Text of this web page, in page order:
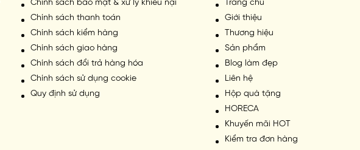
Chính sách bảo mật & xử lý khiếu nại
Chính sách thanh toán
Chính sách kiểm hàng
Chính sách giao hàng
Chính sách đổi trả hàng hóa
Chính sách sử dụng cookie
Quy định sử dụng
Trang chủ
Giới thiệu
Thương hiệu
Sản phẩm
Blog làm đẹp
Liên hệ
Hộp quà tặng
HORECA
Khuyến mãi HOT
Kiểm tra đơn hàng